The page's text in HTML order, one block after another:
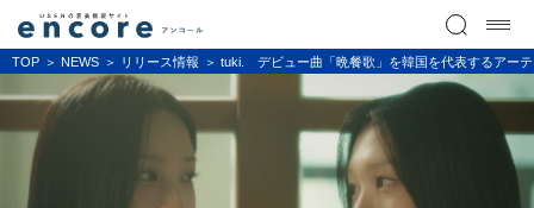
TOP NEWS リリース情報 tuki. デビュー曲「晩餐歌」を韓国を代表するアー